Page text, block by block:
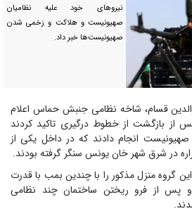
نیروهای خود علیه نظامیان
صهیونیست و هلاکت و زخمی شدن
صهیونیست‌ها خبر داد.
قسام، شاخه نظامی جنبش حماس اعلام
از بازگشت از خطوط درگیری تاکید کردند
صهیونیست انجام دادند که در داخل یکی از
در شرق شهر خان یونس سنگر گرفته بودند.
گروه منزل مذکور را با چندین بمب با قدرت
و پس از فرو ریختن ساختمان چند نظامی